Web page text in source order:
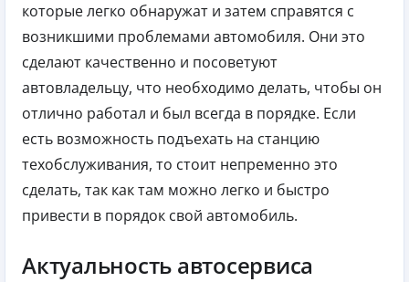
которые легко обнаружат и затем справятся с
возникшими проблемами автомобиля. Они это
сделают качественно и посоветуют
автовладельцу, что необходимо делать, чтобы он
отлично работал и был всегда в порядке. Если
есть возможность подъехать на станцию
техобслуживания, то стоит непременно это
сделать, так как там можно легко и быстро
привести в порядок свой автомобиль.
Актуальность автосервиса